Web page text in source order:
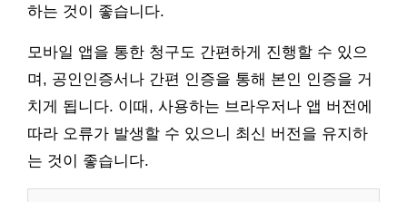
하는 것이 좋습니다.
모바일 앱을 통한 청구도 간편하게 진행할 수 있으
며, 공인인증서나 간편 인증을 통해 본인 인증을 거
치게 됩니다. 이때, 사용하는 브라우저나 앱 버전에
따라 오류가 발생할 수 있으니 최신 버전을 유지하
는 것이 좋습니다.